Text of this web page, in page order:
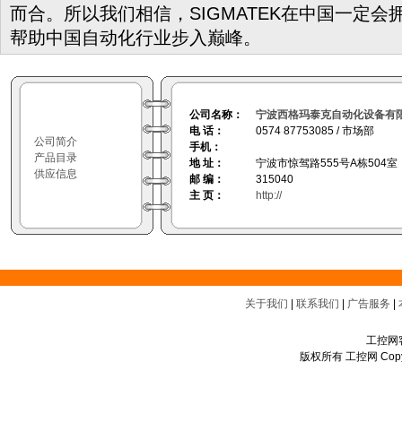
而合。所以我们相信，SIGMATEK在中国一定会
帮助中国自动化行业步入巅峰。
公司简介
产品目录
供应信息
公司名称：
宁波西格玛泰克自动化设备有
电 话：
0574 87753085 / 市场部
手机：
地 址：
宁波市惊驾路555号A栋504室
邮 编：
315040
主 页：
http://
关于我们 联系我们 广告服务
工控网
版权所有 工控网